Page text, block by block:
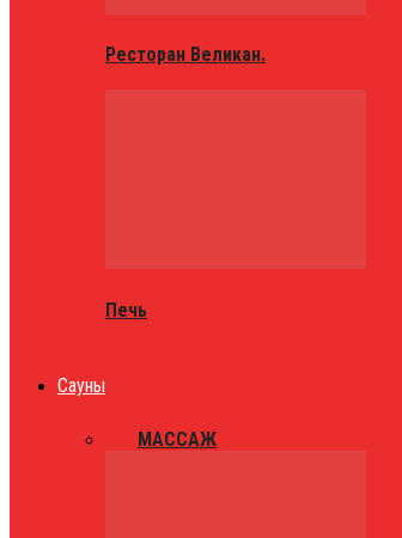
Ресторан Великан.
Печь
Сауны
МАССАЖ